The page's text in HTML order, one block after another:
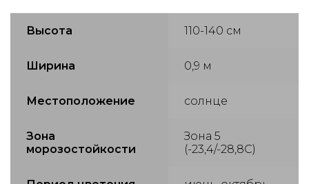
Высота 110-140 см
Ширина 0,9 м
Местоположение солнце
Зона
морозостойкости
Зона 5
(-23,4/-28,8С)